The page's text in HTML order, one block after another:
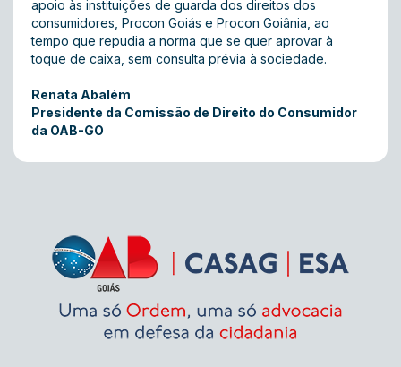
apoio às instituições de guarda dos direitos dos
consumidores, Procon Goiás e Procon Goiânia, ao
tempo que repudia a norma que se quer aprovar à
toque de caixa, sem consulta prévia à sociedade.
Renata Abalém
Presidente da Comissão de Direito do Consumidor
da OAB-GO